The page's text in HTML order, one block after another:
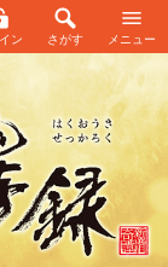
ン さがす メニュー